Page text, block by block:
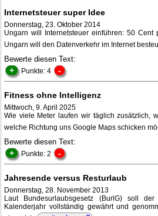
Internetsteuer super Idee
Donnerstag, 23. Oktober 2014
Ungarn will Internetsteuer einführen: 50 Cent
Ungarn will den Datenverkehr im Internet
Bewerte diesen Text:
+ Punkte: 4 -
Fitness ohne Intelligenz
Mittwoch, 9. April 2025
Wie viele Meter laufen wir täglich zusätzlich,
welche Richtung uns Google Maps schicken
Bewerte diesen Text:
+ Punkte: 2 -
Jahresende versus Resturlaub
Donnerstag, 28. November 2013
Laut Bundesurlaubsgesetz (BurlG) soll
Kalenderjahr vollständig gewährt und